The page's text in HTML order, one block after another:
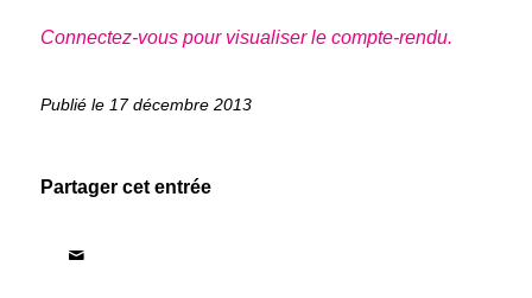
Connectez-vous pour visualiser le compte-rendu.
17 décembre 2013
Partager cet entrée